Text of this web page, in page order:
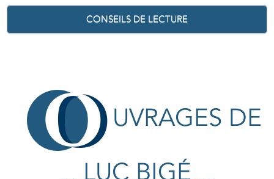
CONSEILS DE LECTURE
UVRAGES DE